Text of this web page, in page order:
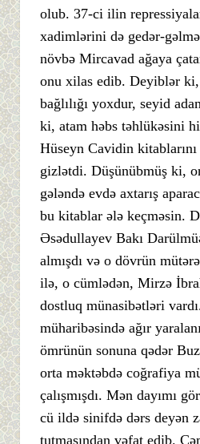
olub. 37-ci ilin
xadimlərini də gedər-
növbə Mircavad ağaya
onu xilas edib. Deyiblər
bağlılığı yoxdur, seyid
ki, atam həbs təhlükəsini
Hüseyn Cavidin kitablarını
gizlətdi. Düşünübmüş ki,
gələndə evdə axtarış
bu kitablar ələ keçməsin.
Əsədullayev Bakı
almışdı və o dövrün
ilə, o cümlədən, Mirzə
dostluq münasibətləri
müharibəsində ağır
ömrünün sonuna qədər
orta məktəbdə coğrafiya
çalışmışdı. Mən dayımı
cü ildə sinifdə dərs deyən
tutmasından vəfat edib.